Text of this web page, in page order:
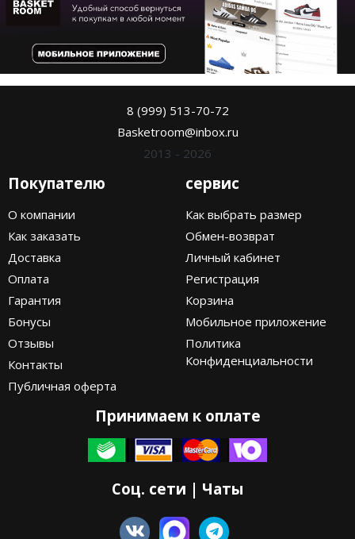
8 (999) 513-70-72
Basketroom@inbox.ru
2013 - 2026
Покупателю
О компании
Как заказать
Доставка
Оплата
Гарантия
Бонусы
Отзывы
Контакты
Публичная оферта
сервис
Как выбрать размер
Обмен-возврат
Личный кабинет
Регистрация
Корзина
Мобильное приложение
Политика
Конфиденциальности
Принимаем к оплате
Соц. сети | Чаты